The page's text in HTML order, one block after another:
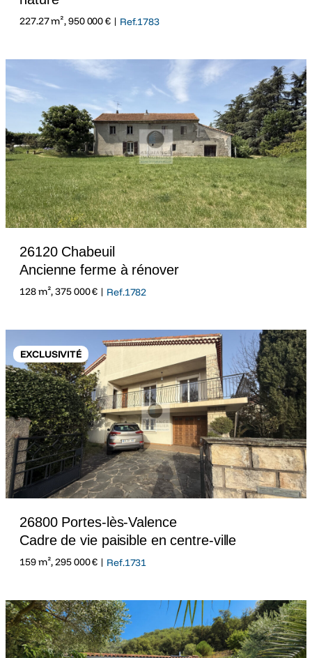
227.27 m², 950 000 € | Ref.1783
26120 Chabeuil
Ancienne ferme à rénover
128 m², 375 000 € | Ref.1782
EXCLUSIVITÉ
26800 Portes-lès-Valence
Cadre de vie paisible en centre-ville
159 m², 295 000 € | Ref.1731